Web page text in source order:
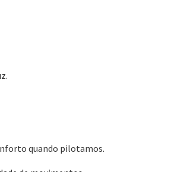
quando pilotamos.